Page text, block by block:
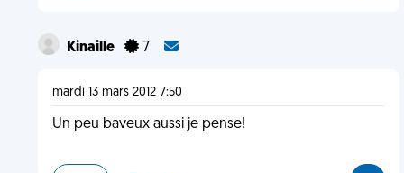
Kinaille 7
mardi 13 mars 2012 7:50
Un peu baveux aussi je pense!